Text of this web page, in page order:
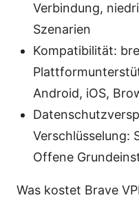
Verbindung,
Szenarien
Kompatibilität:
Android, iOS,
Verschlüsselung:
Offene
Was kostet Brave